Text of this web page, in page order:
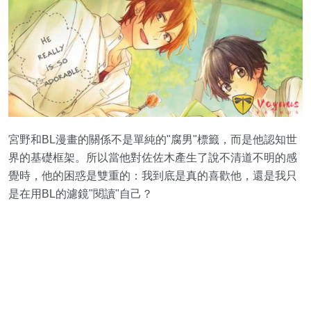
宮野和BL漫畫的關係不是單純的"腐男"標籤，而是他認知世
界的基礎框架。所以當他對佐佐木產生了說不清道不明的感
覺時，他的困惑是雙重的：我到底是真的喜歡他，還是我只
是在用BL的濾鏡"閱讀"自己？